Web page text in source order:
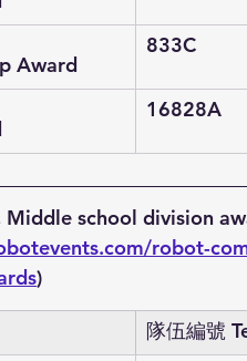
Award
833C
16828A
Middle school division
robot-
)
隊伍編號